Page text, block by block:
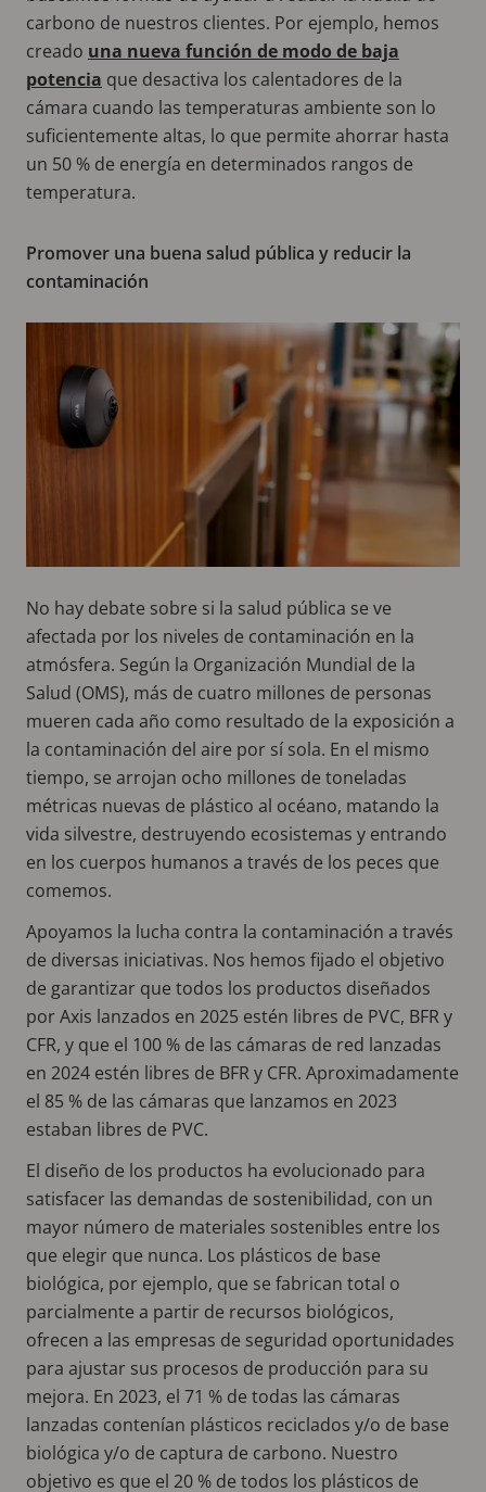
carbono de nuestros clientes. Por ejemplo, hemos
creado una nueva función de modo de baja
potencia que desactiva los calentadores de la
cámara cuando las temperaturas ambiente son lo
suficientemente altas, lo que permite ahorrar hasta
un 50 % de energía en determinados rangos de
temperatura.
Promover una buena salud pública y reducir la
contaminación
No hay debate sobre si la salud pública se ve
afectada por los niveles de contaminación en la
atmósfera. Según la Organización Mundial de la
Salud (OMS), más de cuatro millones de personas
mueren cada año como resultado de la exposición a
la contaminación del aire por sí sola. En el mismo
tiempo, se arrojan ocho millones de toneladas
métricas nuevas de plástico al océano, matando la
vida silvestre, destruyendo ecosistemas y entrando
en los cuerpos humanos a través de los peces que
comemos.
Apoyamos la lucha contra la contaminación a través
de diversas iniciativas. Nos hemos fijado el objetivo
de garantizar que todos los productos diseñados
por Axis lanzados en 2025 estén libres de PVC, BFR y
CFR, y que el 100 % de las cámaras de red lanzadas
en 2024 estén libres de BFR y CFR. Aproximadamente
el 85 % de las cámaras que lanzamos en 2023
estaban libres de PVC.
El diseño de los productos ha evolucionado para
satisfacer las demandas de sostenibilidad, con un
mayor número de materiales sostenibles entre los
que elegir que nunca. Los plásticos de base
biológica, por ejemplo, que se fabrican total o
parcialmente a partir de recursos biológicos,
ofrecen a las empresas de seguridad oportunidades
para ajustar sus procesos de producción para su
mejora. En 2023, el 71 % de todas las cámaras
lanzadas contenían plásticos reciclados y/o de base
biológica y/o de captura de carbono. Nuestro
objetivo es que el 20 % de todos los plásticos de